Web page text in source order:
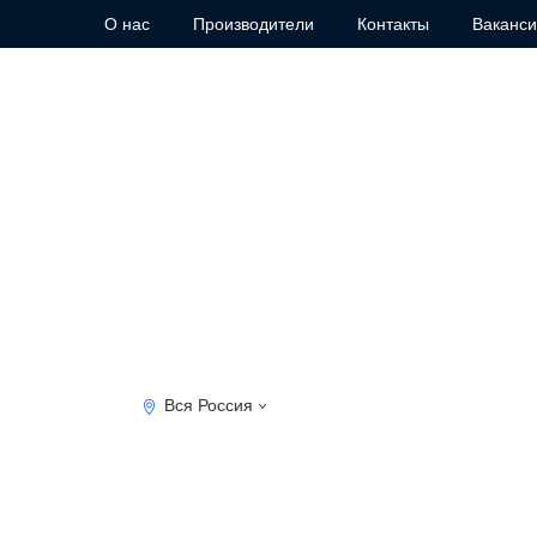
О нас Производители Контакты
Вся Россия